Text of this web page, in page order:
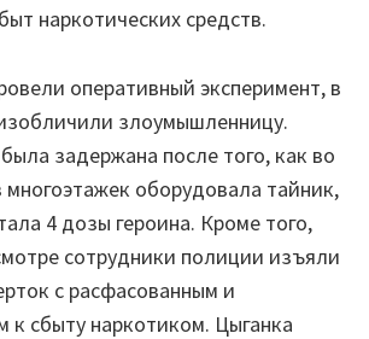
наркотических средств.
оперативный эксперимент, в
злоумышленницу.
задержана после того, как во
оборудовала тайник,
4 дозы героина. Кроме того,
сотрудники полиции изъяли
с расфасованным и
к сбыту наркотиком. Цыганка